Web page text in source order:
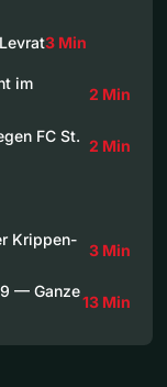
3 Min
im
2 Min
FC St.
2 Min
Krippen-
3 Min
— Ganze
13 Min